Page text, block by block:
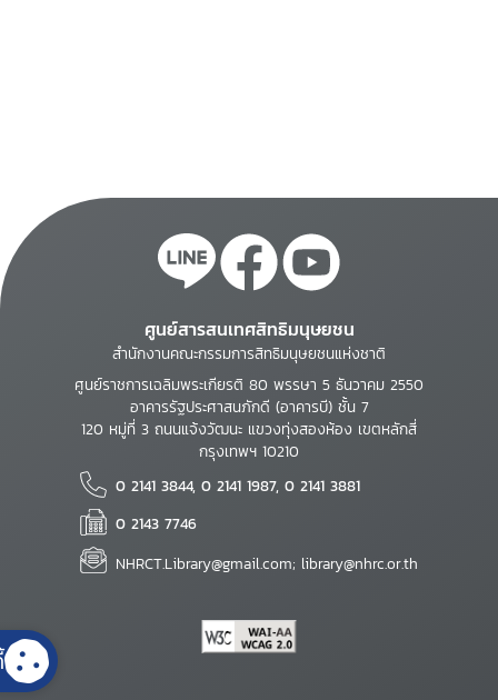
ศูนย์สารสนเทศสิทธิมนุษยชน
สำนักงานคณะกรรมการสิทธิมนุษยชนแห่งชาติ
ศูนย์ราชการเฉลิมพระเกียรติ 80 พรรษา 5 ธันวาคม 2550
อาคารรัฐประศาสนภักดี (อาคารบี) ชั้น 7
120 หมู่ที่ 3 ถนนแจ้งวัฒนะ แขวงทุ่งสองห้อง เขตหลักสี่
กรุงเทพฯ 10210
0 2141 3844, 0 2141 1987, 0 2141 3881
0 2143 7746
NHRCT.Library@gmail.com; library@nhrc.or.th